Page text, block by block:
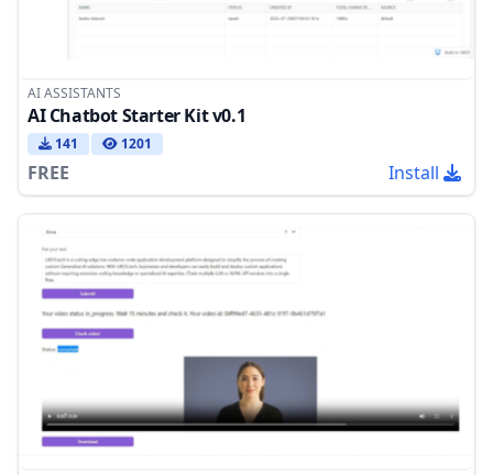
AI ASSISTANTS
AI Chatbot Starter Kit v0.1
141 1201
FREE Install